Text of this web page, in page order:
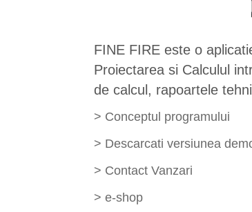
FINE FIRE este o
Proiectarea si Calculul
de calcul, rapoartele
> Conceptul programului
> Descarcati versiunea
> Contact Vanzari
> e-shop